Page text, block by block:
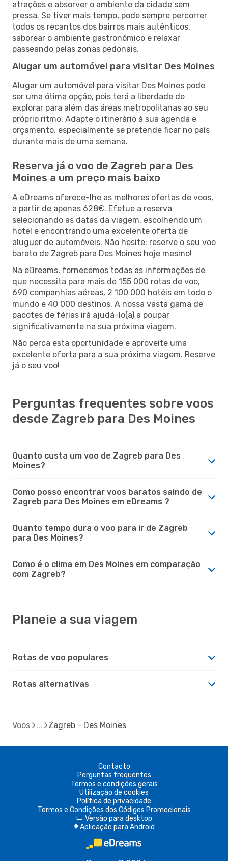
atrações e absorver o ambiente da cidade sem
pressa. Se tiver mais tempo, pode sempre percorrer
todos os recantos dos bairros mais autênticos,
saborear o ambiente gastronómico e relaxar
passeando pelas zonas pedonais.
Alugar um automóvel para visitar Des Moines
Alugar um automóvel para visitar Des Moines pode
ser uma ótima opção, pois terá a liberdade de
explorar para além das áreas metropolitanas ao seu
próprio ritmo. Adapte o itinerário à sua agenda e
orçamento, especialmente se pretende ficar no país
durante mais de uma semana.
Reserva já o voo de Zagreb para Des
Moines a um preço mais baixo
A eDreams oferece-lhe as melhores ofertas de voos,
a partir de apenas 628€. Efetue a reserva
selecionando as datas da viagem, escolhendo um
hotel e encontrando uma excelente oferta de
aluguer de automóveis. Não hesite: reserve o seu voo
barato de Zagreb para Des Moines hoje mesmo!
Na eDreams, fornecemos todas as informações de
que necessita para mais de 155 000 rotas de voo,
690 companhias aéreas, 2 100 000 hotéis em todo o
mundo e 40 000 destinos. A nossa vasta gama de
pacotes de férias irá ajudá-lo(a) a poupar
significativamente na sua próxima viagem.
Não perca esta oportunidade e aproveite uma
excelente oferta para a sua próxima viagem. Reserve
já o seu voo!
Perguntas frequentes sobre voos
desde Zagreb para Des Moines
Quanto custa um voo de Zagreb para Des
Moines?
Como posso encontrar voos baratos saindo de
Zagreb para Des Moines em eDreams ?
Quanto tempo dura o voo para ir de Zagreb
para Des Moines?
Como é o clima em Des Moines em comparação
com Zagreb?
Planeie a sua viagem
Rotas de voo populares
Rotas alternativas
Voos Zagreb - Des Moines
Contacto
Perguntas frequentes
Termos e condições gerais
Utilização de cookies
Política de privacidade
Termos e Condições dos Códigos Promocionais
d Versão para desktop
A Aplicação para Android